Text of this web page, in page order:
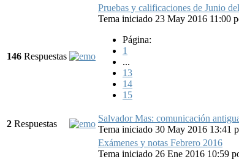
146 Respuestas
Pruebas y calificaciones de Junio
Tema iniciado 23 May 2016 11:00
Página:
1
...
13
14
15
2 Respuestas
Salvador Mas: comunicación
Tema iniciado 30 May 2016 13:41
Exámenes y notas Febrero 2016
Tema iniciado 26 Ene 2016 10:59